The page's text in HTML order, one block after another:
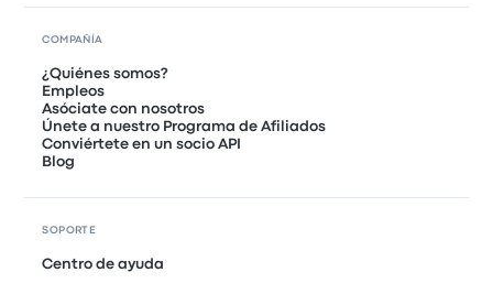
COMPAÑÍA
¿Quiénes somos?
Empleos
Asóciate con nosotros
Únete a nuestro Programa de Afiliados
Conviértete en un socio API
Blog
SOPORTE
Centro de ayuda